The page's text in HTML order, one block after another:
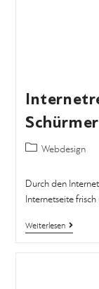
Schürmer
Webdesign
Durch den
Internetseite
Weiterlesen